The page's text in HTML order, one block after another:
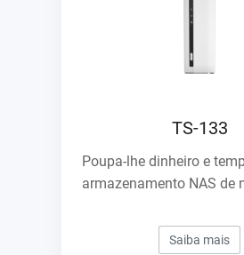
TS-133
Poupa-lhe dinheiro e
armazenamento NAS de
Saiba mais